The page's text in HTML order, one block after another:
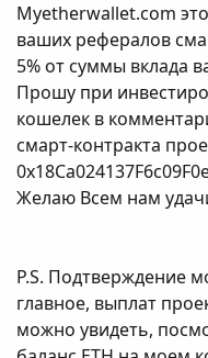
Myetherwallet.com
ваших рефералов
5% от суммы вклада
Прошу при
кошелек в
смарт-контракта
Желаю Всем нам
P.S. Подтверждение
главное, выплат
можно увидеть,